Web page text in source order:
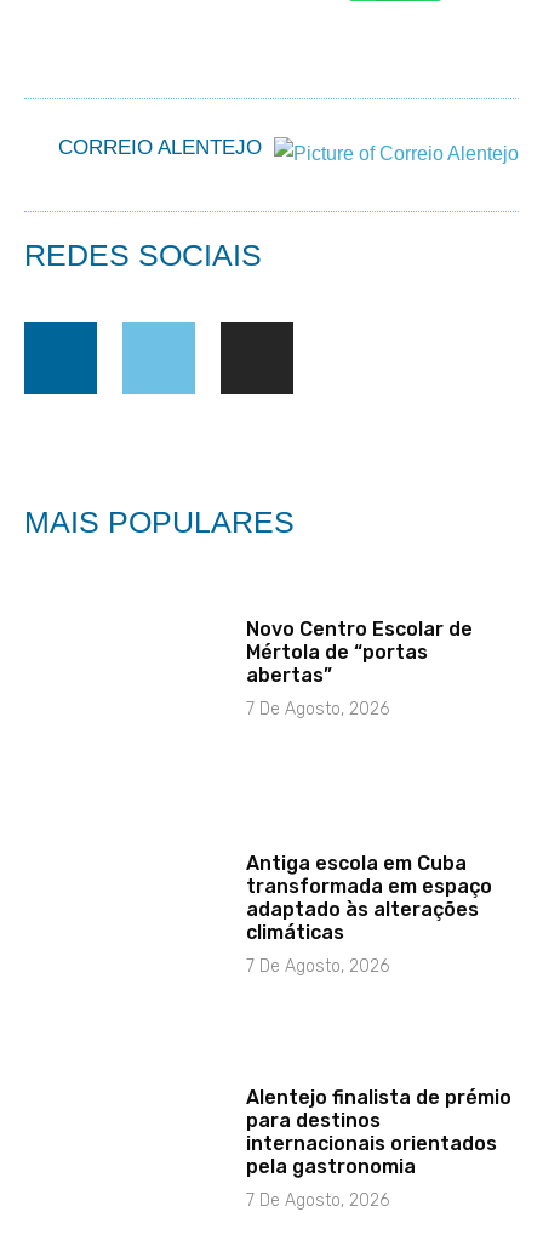
CORREIO ALENTEJO
REDES SOCIAIS
MAIS POPULARES
Novo Centro Escolar de
Mértola de “portas
abertas”
7 De Agosto, 2026
Antiga escola em Cuba
transformada em espaço
adaptado às alterações
climáticas
7 De Agosto, 2026
Alentejo finalista de prémio
para destinos
internacionais orientados
pela gastronomia
7 De Agosto, 2026